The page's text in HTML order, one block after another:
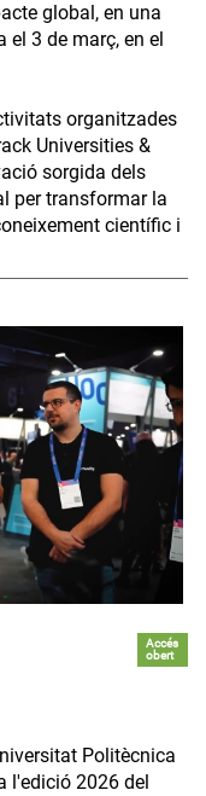
global, en una
3 de març, en el
organitzades
Universities &
sorgida dels
per transformar la
científic i
Accés
obert
Politècnica
l'edició 2026 del